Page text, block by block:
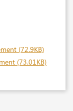
(72.9KB)
(73.01KB)